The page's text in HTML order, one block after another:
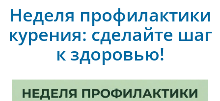
Неделя профилактики
курения: сделайте шаг
к здоровью!